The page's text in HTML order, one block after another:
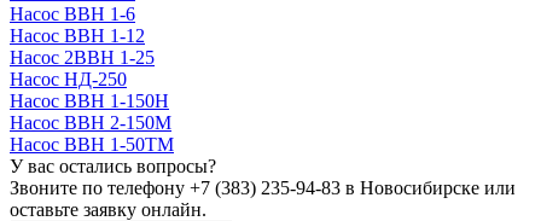
Насос ВВН 1-6
Насос ВВН 1-12
Насос 2ВВН 1-25
Насос НД-250
Насос ВВН 1-150Н
Насос ВВН 2-150М
Насос ВВН 1-50ТМ
У вас остались вопросы?
Звоните по телефону +7 (383) 235-94-83 в Новосибирске или
оставьте заявку онлайн.